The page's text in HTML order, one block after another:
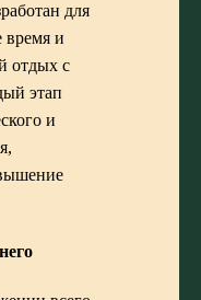
для
время и
отдых с
этап
и